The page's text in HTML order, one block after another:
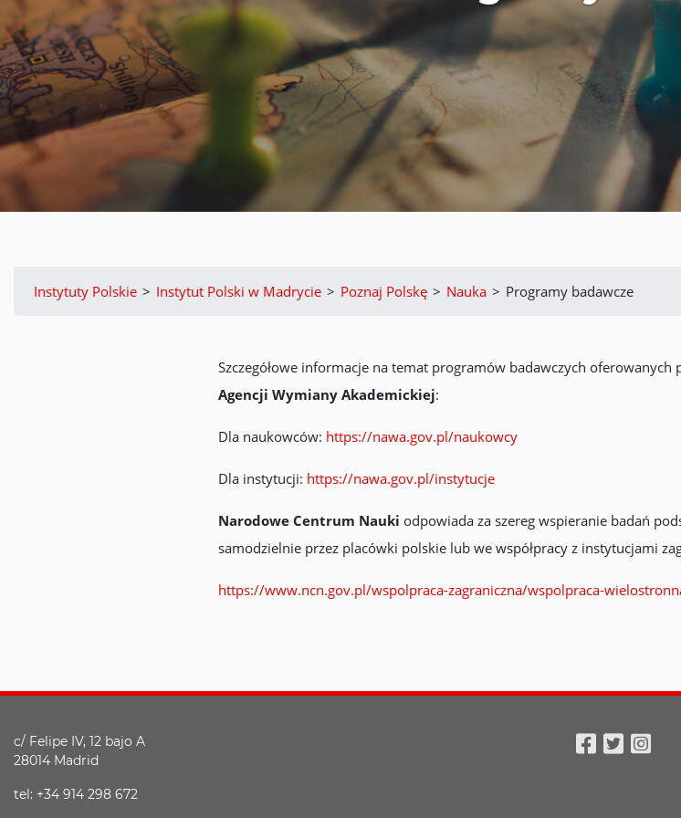
Instytuty Polskie > Instytut Polski w Madrycie > Poznaj Polskę > Nauka > Programy badawcze
Szczegółowe informacje na temat programów badawczych oferowanych
Agencji Wymiany Akademickiej:
Dla naukowców: https://nawa.gov.pl/naukowcy
Dla instytucji: https://nawa.gov.pl/instytucje
Narodowe Centrum Nauki odpowiada za szereg wspieranie badań
samodzielnie przez placówki polskie lub we współpracy z instytucjami
https://www.ncn.gov.pl/wspolpraca-zagraniczna/wspolpraca-
c/ Felipe IV, 12 bajo A
28014 Madrid
tel: +34 914 298 672